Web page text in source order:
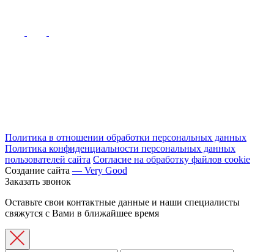
Политика в отношении обработки персональных данных
Политика конфиденциальности персональных данных
пользователей сайта Согласие на обработку файлов cookie
Создание сайта — Very Good
Заказать звонок
Оставьте свои контактные данные и наши специалисты
свяжутся с Вами в ближайшее время